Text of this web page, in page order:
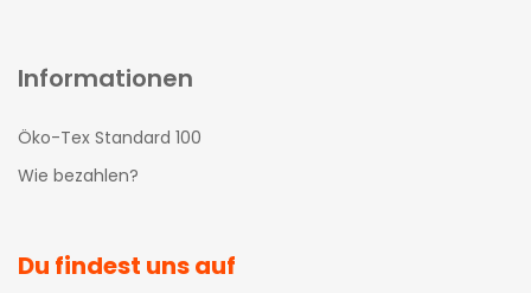
Informationen
Öko-Tex Standard 100
Wie bezahlen?
Du findest uns auf